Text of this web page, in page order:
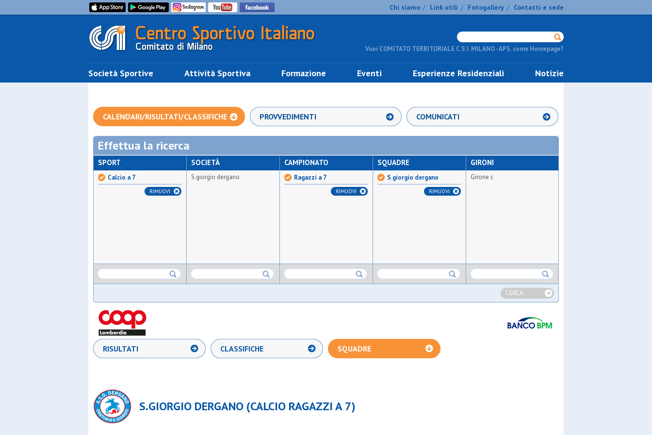
Chi siamo / Link utili / Fotogallery / Contatti e sede
Vuoi COMITATO TERRITORIALE C.S.I. MILANO - APS. come Homepage?
Società Sportive Attività Sportiva Formazione Eventi Esperienze Residenziali Notizie
CALENDARI/RISULTATI/CLASSIFICHE PROVVEDIMENTI COMUNICATI
Effettua la ricerca
SPORT
Calcio a 7
RIMUOVI
SOCIETÀ
S.giorgio dergano
CAMPIONATO
Ragazzi a 7
RIMUOVI
SQUADRE
S.giorgio dergano
RIMUOVI
GIRONI
Girone c
CERCA
RISULTATI CLASSIFICHE SQUADRE
S.GIORGIO DERGANO (CALCIO RAGAZZI A 7)